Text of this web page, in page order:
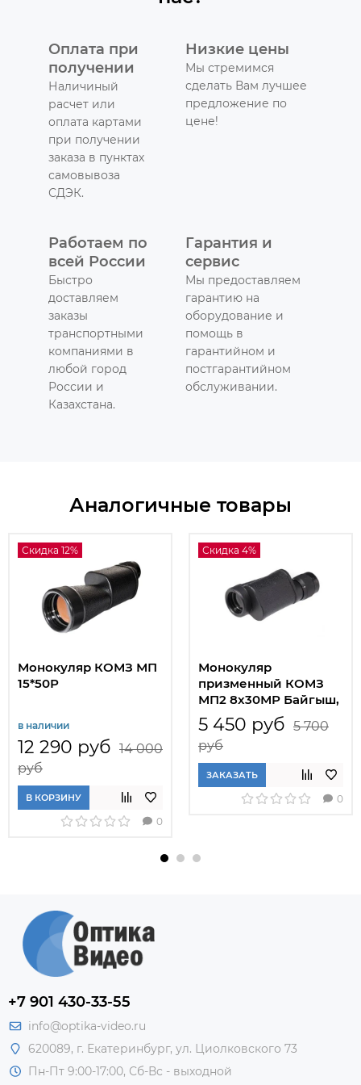
Оплата при
получении
Наличиный
расчет или
оплата картами
при получении
заказа в пунктах
самовывоза
СДЭК.
Низкие цены
Мы стремимся
сделать Вам лучшее
предложение по
цене!
Работаем по
всей России
Быстро
доставляем
заказы
транспортными
компаниями в
любой город
России и
Казахстана.
Гарантия и
сервис
Мы предоставляем
гарантию на
оборудование и
помощь в
гарантийном и
постгарантийном
обслуживании.
Аналогичные товары
Скидка 12%
Монокуляр КОМЗ МП
15*50Р
в наличии
12 290 руб 14 000
руб
В КОРЗИНУ
0
Скидка 4%
Монокуляр
призменный КОМЗ
МП2 8x30МР Байгыш,
черный
5 450 руб 5 700
руб
ЗАКАЗАТЬ
0
+7 901 430-33-55
info@optika-video.ru
620089, г. Екатеринбург, ул. Циолковского 73
Пн-Пт 9:00-17:00, Сб-Вс - выходной